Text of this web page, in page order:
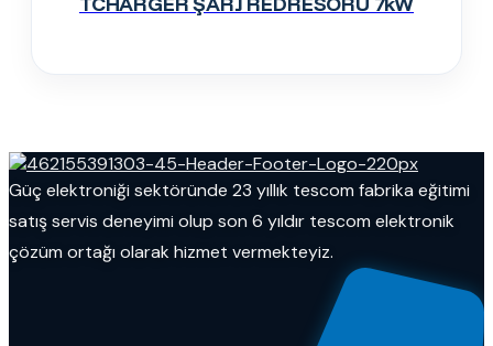
Güç elektroniği sektöründe 23 yıllık tescom fabrika eğitimi
satış servis deneyimi olup son 6 yıldır tescom elektronik
çözüm ortağı olarak hizmet vermekteyiz.